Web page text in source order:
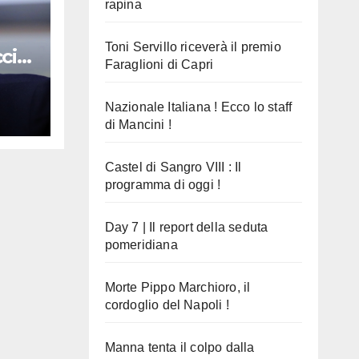
rapina
Toni Servillo riceverà il premio
Faraglioni di Capri
Nazionale Italiana ! Ecco lo staff
di Mancini !
Castel di Sangro VIII : Il
programma di oggi !
Day 7 | Il report della seduta
pomeridiana
Morte Pippo Marchioro, il
cordoglio del Napoli !
Manna tenta il colpo dalla